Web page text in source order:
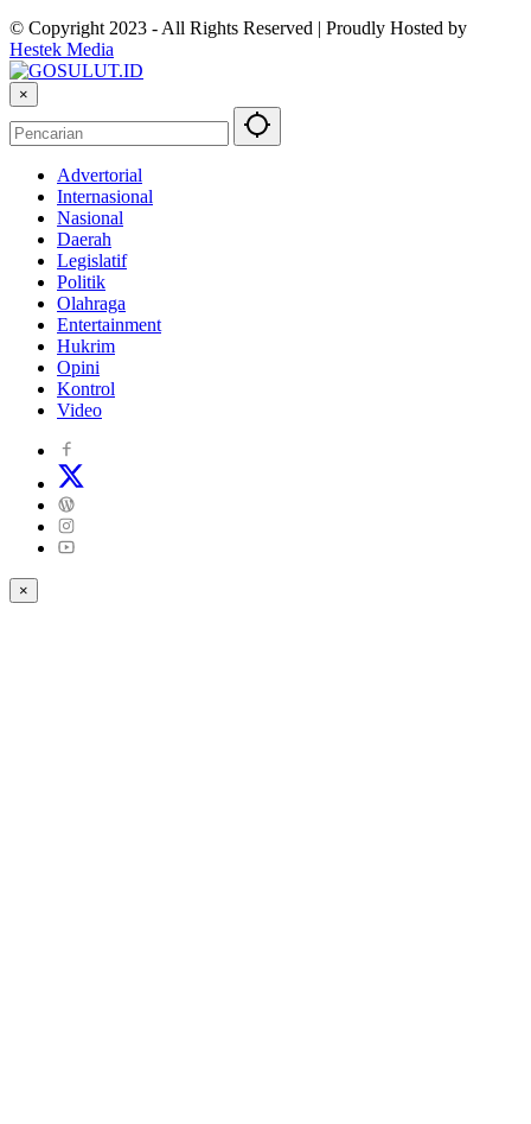
© Copyright 2023 - All Rights Reserved | Proudly Hosted by
Hestek Media
×
Advertorial
Internasional
Nasional
Daerah
Legislatif
Politik
Olahraga
Entertainment
Hukrim
Opini
Kontrol
Video
×